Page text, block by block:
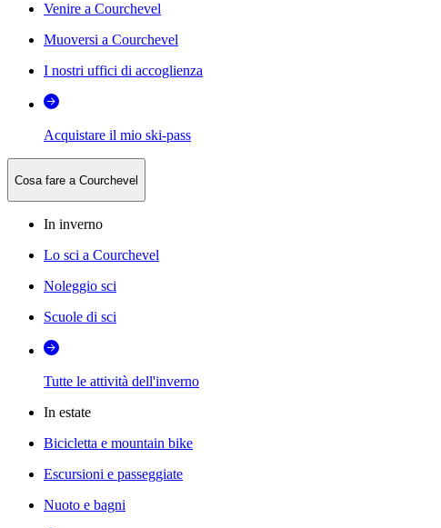
Venire a Courchevel
Muoversi a Courchevel
I nostri uffici di accoglienza
Acquistare il mio ski-pass
Cosa fare a Courchevel
In inverno
Lo sci a Courchevel
Noleggio sci
Scuole di sci
Tutte le attività dell'inverno
In estate
Bicicletta e mountain bike
Escursioni e passeggiate
Nuoto e bagni